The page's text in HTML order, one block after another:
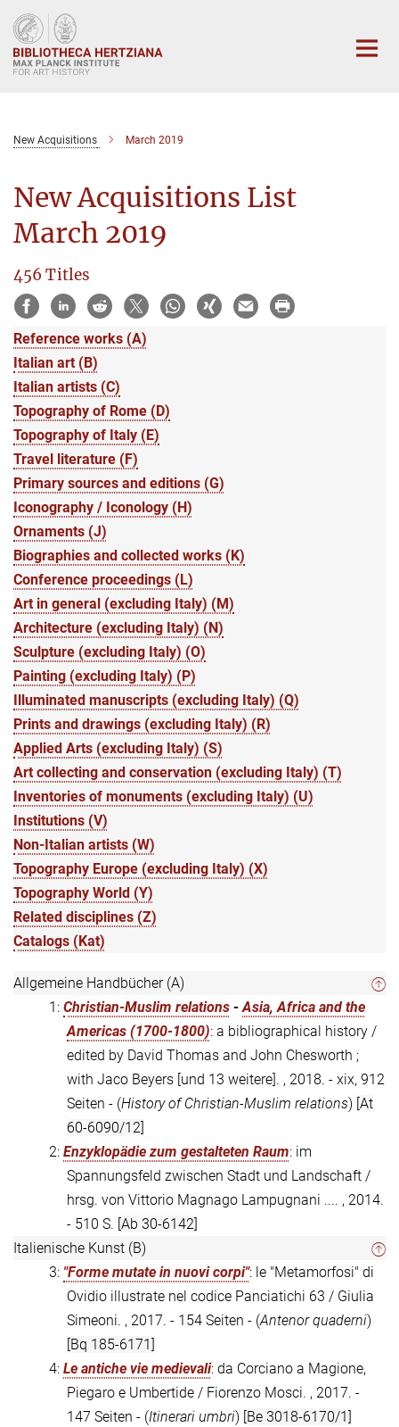
Main-
Content
New Acquisitions March 2019
New Acquisitions List
March 2019
456 Titles
Reference works (A)
Italian art (B)
Italian artists (C)
Topography of Rome (D)
Topography of Italy (E)
Travel literature (F)
Primary sources and editions (G)
Iconography / Iconology (H)
Ornaments (J)
Biographies and collected works (K)
Conference proceedings (L)
Art in general (excluding Italy) (M)
Architecture (excluding Italy) (N)
Sculpture (excluding Italy) (O)
Painting (excluding Italy) (P)
Illuminated manuscripts (excluding Italy) (Q)
Prints and drawings (excluding Italy) (R)
Applied Arts (excluding Italy) (S)
Art collecting and conservation (excluding Italy) (T)
Inventories of monuments (excluding Italy) (U)
Institutions (V)
Non-Italian artists (W)
Topography Europe (excluding Italy) (X)
Topography World (Y)
Related disciplines (Z)
Catalogs (Kat)
Allgemeine Handbücher (A)
1: Christian-Muslim relations -Asia, Africa and the
Americas (1700-1800): a bibliographical history /
edited by David Thomas and John Chesworth ;
with Jaco Beyers [und 13 weitere]. , 2018. - xix, 912
Seiten - (History of Christian-Muslim relations) [At
60-6090/12]
2: Enzyklopädie zum gestalteten Raum: im
Spannungsfeld zwischen Stadt und Landschaft /
hrsg. von Vittorio Magnago Lampugnani .... , 2014.
- 510 S. [Ab 30-6142]
Italienische Kunst (B)
3: "Forme mutate in nuovi corpi": le "Metamorfosi" di
Ovidio illustrate nel codice Panciatichi 63 / Giulia
Simeoni. , 2017. - 154 Seiten - (Antenor quaderni)
[Bq 185-6171]
4: Le antiche vie medievali: da Corciano a Magione,
Piegaro e Umbertide / Fiorenzo Mosci. , 2017. -
147 Seiten - (Itinerari umbri) [Be 3018-6170/1]